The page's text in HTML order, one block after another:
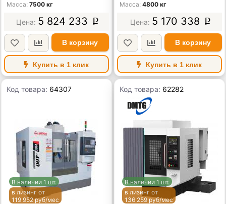
Масса 7500 кг
5 824 233 p
В корзину
Купить в 1 клик
Масса 4800 кг
5 170 338 p
В корзину
Купить в 1 клик
Код товара: 64307
В наличии 1 шт.
в лизинг от
119 952 руб/мес
Код товара: 62282
В наличии 1 шт.
в лизинг от
136 259 руб/мес